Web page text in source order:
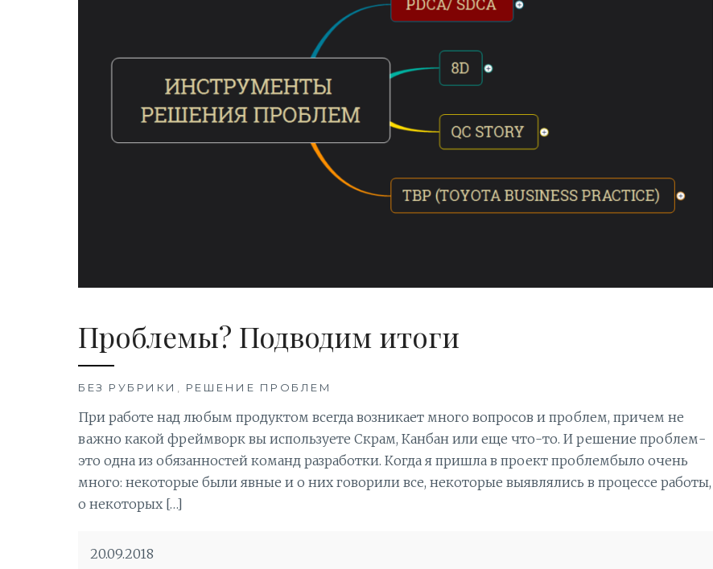
Проблемы? Подводим итоги
БЕЗ РУБРИКИ РЕШЕНИЕ ПРОБЛЕМ
При работе над любым продуктом всегда возникает много вопросов и проблем, причем не
важно какой фреймворк вы используете Скрам, Канбан или еще что-то. И решение проблем-
это одна из обязанностей команд разработки. Когда я пришла в проект проблембыло очень
много: некоторые были явные и о них говорили все, некоторые выявлялись в процессе работы,
о некоторых […]
20.09.2018